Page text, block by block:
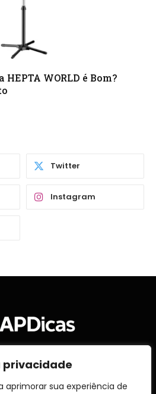
privacidade
aprimorar sua experiência de
WORLD é Bom?
Twitter
Instagram